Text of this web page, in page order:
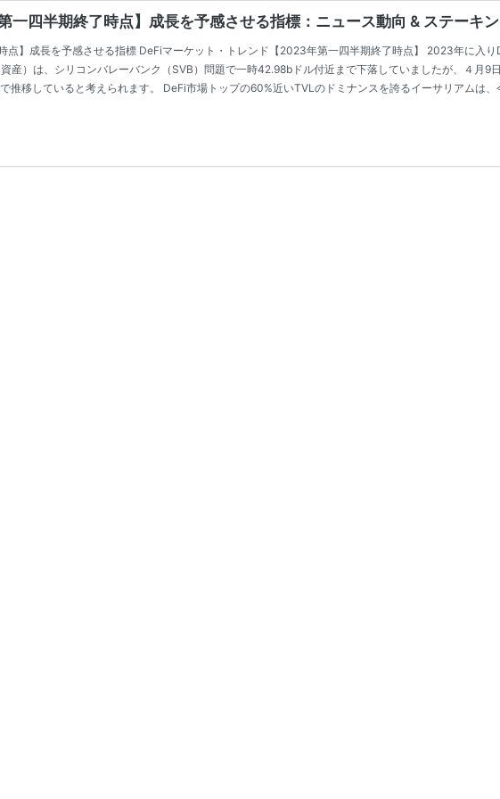
一四半期終了時点】成長を予感させる指標：ニュース動向 & ステーキ
点】成長を予感させる指標 DeFiマーケット・トレンド【2023年第一四半期終了時点】 2023年に入
産）は、シリコンバレーバンク（SVB）問題で一時42.98bドル付近まで下落していましたが、４月9
推移していると考えられます。 DeFi市場トップの60%近いTVLのドミナンスを誇るイーサリアムは